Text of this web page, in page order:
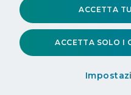
ACCETTA SOLO I
ACCETTA